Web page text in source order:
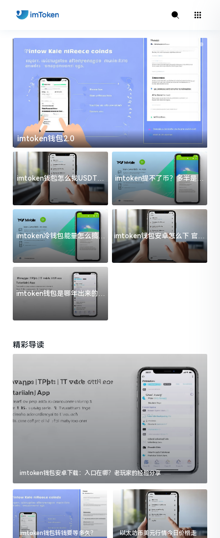
imtoken钱包2.0
imtoken钱包怎么找USDT地
址？三步搞定不踩坑
imtoken提不了币？多半是这
几件事没处理好
imtoken冷钱包能量怎么搞？
过来人告诉你门道
imtoken钱包安卓怎么下 官方
渠道避坑指南
imtoken钱包是哪年出来的？
一文给你说清楚
精彩导读
imtoken钱包安卓下载：入口在哪？老玩家的经验分享
imtoken钱包转钱要等多久？
以太坊币美元行情今日价格走